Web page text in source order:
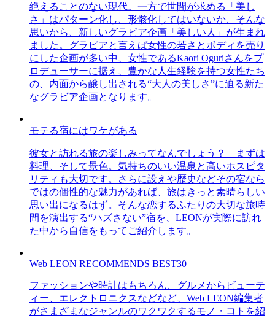
絶えることのない現代。一方で世間が求める「美し
さ」はパターン化し、形骸化してはいないか、そんな
思いから、新しいグラビア企画「美しい人」が生まれ
ました。グラビアと言えば女性の若さとボディを売り
にした企画が多い中、女性であるKaori Oguriさんをプ
ロデューサーに据え、豊かな人生経験を持つ女性たち
の、内面から醸し出される“大人の美しさ”に迫る新た
なグラビア企画となります。
モテる宿にはワケがある
彼女と訪れる旅の楽しみってなんでしょう？ まずは
料理、そして景色。気持ちのいい温泉と高いホスピタ
リティも大切です。さらに設えや歴史などその宿なら
ではの個性的な魅力があれば、旅はきっと素晴らしい
思い出になるはず。そんな恋するふたりの大切な旅時
間を演出する“ハズさない”宿を、LEONが実際に訪れ
た中から自信をもってご紹介します。
Web LEON RECOMMENDS BEST30
ファッションや時計はもちろん、グルメからビューテ
ィー、エレクトロニクスなどなど、Web LEON編集者
がさまざまなジャンルのワクワクするモノ・コトを紹